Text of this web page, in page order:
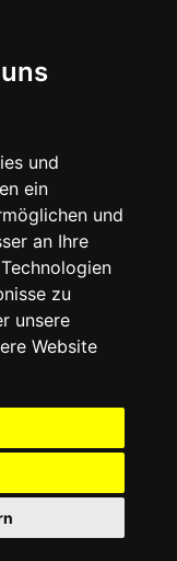
und
ein
und
an Ihre
zu
unsere
Website